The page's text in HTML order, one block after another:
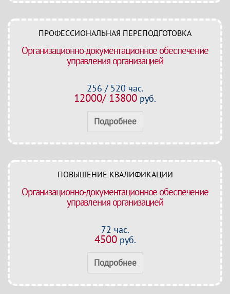
ПРОФЕССИОНАЛЬНАЯ ПЕРЕПОДГОТОВКА
Организационно-документационное обеспечение
управления организацией
256 / 520 час.
12000/ 13800 руб.
Подробнее
ПОВЫШЕНИЕ КВАЛИФИКАЦИИ
Организационно-документационное обеспечение
управления организацией
72 час.
4500руб.
Подробнее